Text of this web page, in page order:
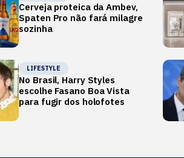
Cerveja proteica da Ambev,
Spaten Pro não fará milagre
sozinha
LIFESTYLE
No Brasil, Harry Styles
escolhe Fasano Boa Vista
para fugir dos holofotes